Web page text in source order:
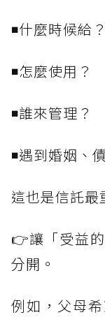
◾什麼時候給？
◾怎麼使用？
◾誰來管理？
◾遇到婚姻、
這也是信託最
👉讓「受益
分開。
例如，父母